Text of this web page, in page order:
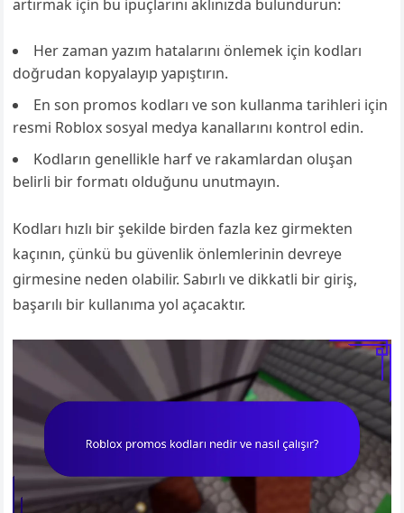
artırmak için bu ipuçlarını aklınızda bulundurun:
Her zaman yazım hatalarını önlemek için kodları
doğrudan kopyalayıp yapıştırın.
En son promos kodları ve son kullanma tarihleri için
resmi Roblox sosyal medya kanallarını kontrol edin.
Kodların genellikle harf ve rakamlardan oluşan
belirli bir formatı olduğunu unutmayın.
Kodları hızlı bir şekilde birden fazla kez girmekten
kaçının, çünkü bu güvenlik önlemlerinin devreye
girmesine neden olabilir. Sabırlı ve dikkatli bir giriş,
başarılı bir kullanıma yol açacaktır.